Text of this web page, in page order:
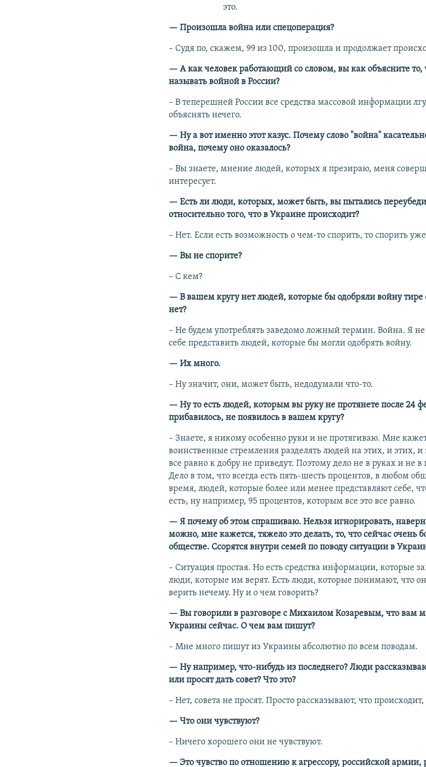
это.
— Произошла война или спецоперация?
–​ Судя по, скажем, 99 из 100, произошла и продолжает
— А как человек работающий со словом, вы как объясните то,
называть войной в России?
–​ В теперешней России все средства массовой информации
объяснять нечего.
— Ну а вот именно этот казус. Почему слово "война"
война, почему оно оказалось?
–​ Вы знаете, мнение людей, которых я презираю, меня
интересует.
— Есть ли люди, которых, может быть, вы пытались
относительно того, что в Украине происходит?
–​ Нет. Если есть возможность о чем-то спорить, то спорить
— Вы не спорите?
–​ С кем?
— В вашем кругу нет людей, которые бы одобряли войну
нет?
–​ Не будем употреблять заведомо ложный термин. Война. Я
себе представить людей, которые бы могли одобрять войну.
— Их много.
–​ Ну значит, они, может быть, недодумали что-то.
— Ну то есть людей, которым вы руку не протянете после 24
прибавилось, не появилось в вашем кругу?
–​ Знаете, я никому особенно руки и не протягиваю. Мне
воинственные стремления разделять людей на этих, и этих, и
все равно к добру не приведут. Поэтому дело не в руках и не
Дело в том, что всегда есть пять-шесть процентов, в любом
время, людей, которые более или менее представляют себе,
есть, ну например, 95 процентов, которым все это все равно.
— Я почему об этом спрашиваю. Нельзя игнорировать,
можно, мне кажется, тяжело это делать, то, что сейчас очень
обществе. Ссорятся внутри семей по поводу ситуации в
–​ Ситуация простая. Но есть средства информации, которые
люди, которые им верят. Есть люди, которые понимают, что
верить нечему. Ну и о чем говорить?
— Вы говорили в разговоре с Михаилом Козаревым, что вам
Украины сейчас. О чем вам пишут?
–​ Мне много пишут из Украины абсолютно по всем поводам.
— Ну например, что-нибудь из последнего? Люди
или просят дать совет? Что это?
–​ Нет, совета не просят. Просто рассказывают, что
— Что они чувствуют?
–​ Ничего хорошего они не чувствуют.
— Это чувство по отношению к агрессору, российской армии,